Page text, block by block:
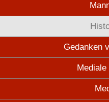
Gedanken
Mediale